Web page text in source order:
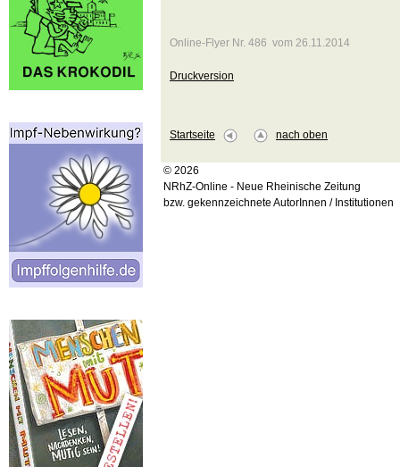
Online-Flyer Nr. 486 vom 26.11.2014
Druckversion
Startseite nach oben
© 2026
NRhZ-Online - Neue Rheinische Zeitung
bzw. gekennzeichnete AutorInnen / Institutionen